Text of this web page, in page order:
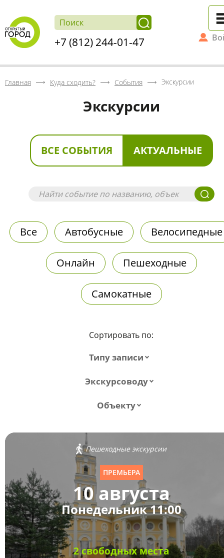
+7 (812) 244-01-47
Главная Куда сходить? События Экскурсии
Экскурсии
ВСЕ СОБЫТИЯ АКТУАЛЬНЫЕ
Все Автобусные Велосипедные
Онлайн Пешеходные
Самокатные
Сортировать по:
Типу записи
Экскурсоводу
Объекту
Пешеходные экскурсии
ПРЕМЬЕРА
10 августа
Понедельник 11:00
2 свободных места